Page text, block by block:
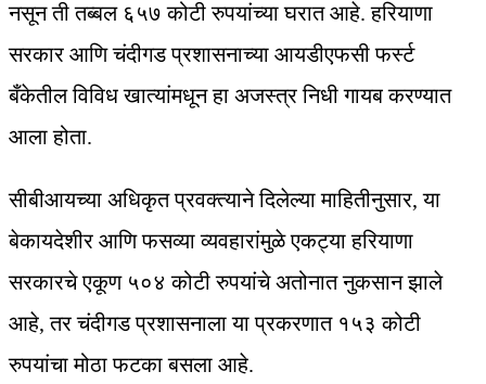
नसून ती तब्बल ६५७ कोटी रुपयांच्या घरात आहे. हरियाणा
सरकार आणि चंदीगड प्रशासनाच्या आयडीएफसी फर्स्ट
बँकेतील विविध खात्यांमधून हा अजस्त्र निधी गायब करण्यात
आला होता.
सीबीआयच्या अधिकृत प्रवक्त्याने दिलेल्या माहितीनुसार, या
बेकायदेशीर आणि फसव्या व्यवहारांमुळे एकट्या हरियाणा
सरकारचे एकूण ५०४ कोटी रुपयांचे अतोनात नुकसान झाले
आहे, तर चंदीगड प्रशासनाला या प्रकरणात १५३ कोटी
रुपयांचा मोठा फटका बसला आहे.